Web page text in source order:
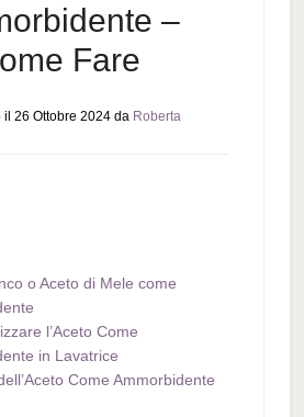
–
Fare
26 Ottobre 2024da Roberta
o Aceto di Mele come
l’Aceto Come
in Lavatrice
Come Ammorbidente